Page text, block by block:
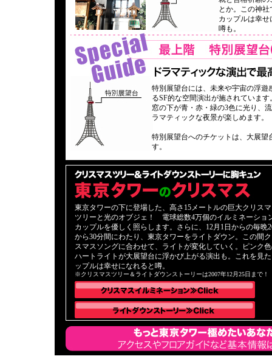
とか。この神
カップルは幸
噂も。
特別展望台には、未来や宇宙の浮遊
るSF的な空間演出が施されていま
窓の下が青・赤・緑の3色に光り、
ラマティックな夜景が楽しめます。
特別展望台へのチケットは、大展望
す。
東京タワーの下に登場した、高さ15メートルの巨大クリス
ツリーと光のオブジェ！ 電球総数4万個のイルミネーショ
カップルを優しく照らします。さらに、12月1日からの毎晩
から30分間にわたり、東京タワーをライトダウン。この間
スマスソングに合わせて、ライトが変化していく。ピンク
ハートライトが大展望台に浮かび上がる演出も。これを見
ップルは幸せになれると噂。
※クリスマスツリー＆ライトダウンストーリーは2007年12月25日まで！